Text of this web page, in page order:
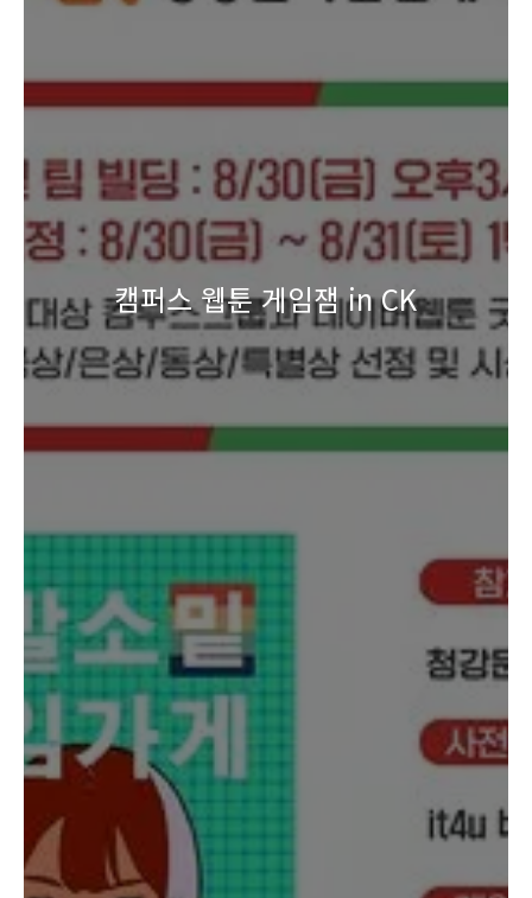
캠퍼스 웹툰 게임잼 in CK